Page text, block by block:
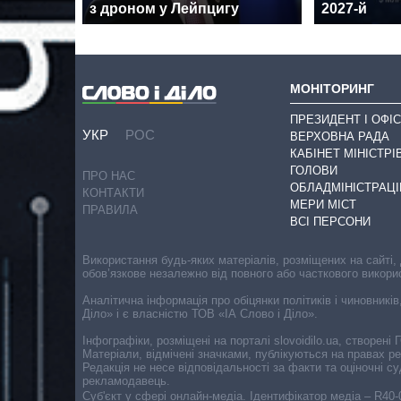
з дроном у Лейпцигу 2027-й
УКР РОС
ПРО НАС
КОНТАКТИ
ПРАВИЛА
МОНІТОРИНГ
ПРЕЗИДЕНТ І ОФІС
ВЕРХОВНА РАДА
КАБІНЕТ
ГОЛОВИ
МЕРИ МІСТ
ВСІ ПЕРСОНИ
Cуб'єкт у сфері онлайн-медіа. Ідентифікатор медіа –
Використання будь-яких матеріалів, розміщених на
обов’язкове незалежно від повного або часткового
Аналітична інформація про обіцянки політиків і
Діло» і є власністю ТОВ «ІА Слово і Діло».
Інфографіки, розміщені на порталі slovoidilo.ua,
Матеріали, відмічені значками, публікуються на
Редакція не несе відповідальності за факти та
рекламодавець.